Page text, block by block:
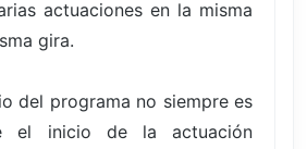
actuaciones en la misma
gira.
del programa no siempre es
el inicio de la actuación